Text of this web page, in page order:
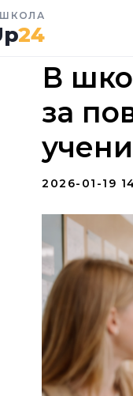
24
В
за
2026-01-19